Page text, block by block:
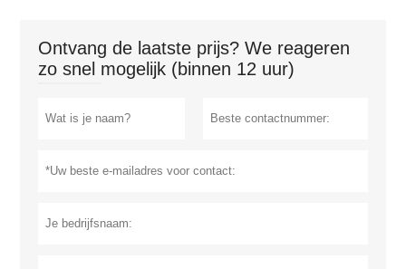
Ontvang de laatste prijs? We reageren
zo snel mogelijk (binnen 12 uur)